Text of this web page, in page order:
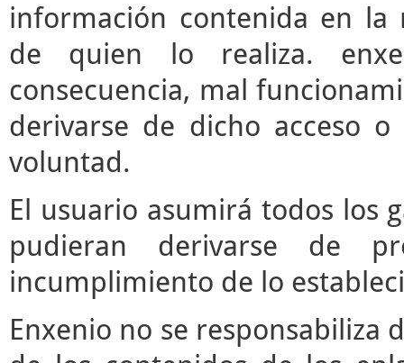
información contenida en la
de quien lo realiza.
consecuencia, mal
derivarse de dicho acceso
voluntad.
El usuario asumirá todos los
pudieran derivarse de
incumplimiento de lo
Enxenio no se responsabiliza